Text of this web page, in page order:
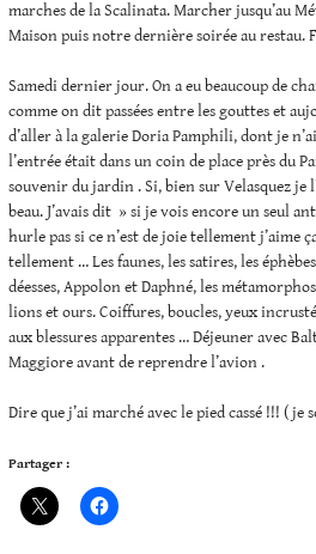
marches de la Scalinata. Marcher jusqu’au
Maison puis notre dernière soirée au restau.
Samedi dernier jour. On a eu beaucoup de
comme on dit passées entre les gouttes et
d’aller à la galerie Doria Pamphili, dont je
l’entrée était dans un coin de place près du
souvenir du jardin . Si, bien sur Velasquez je
beau. J’avais dit » si je vois encore un seul
hurle pas si ce n’est de joie tellement j’aime
tellement … Les faunes, les satires, les
déesses, Appolon et Daphné, les
lions et ours. Coiffures, boucles, yeux
aux blessures apparentes … Déjeuner avec
Maggiore avant de reprendre l’avion .
Dire que j’ai marché avec le pied cassé !!! ( je
Partager :